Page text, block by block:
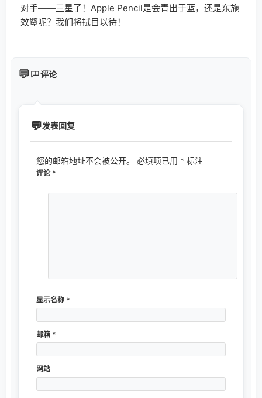
对手——三星了！Apple Pencil是会青出于蓝，还是东施
效颦呢？我们将拭目以待！
评论
发表回复
您的邮箱地址不会被公开。 必填项已用 * 标注
评论 *
显示名称 *
邮箱 *
网站